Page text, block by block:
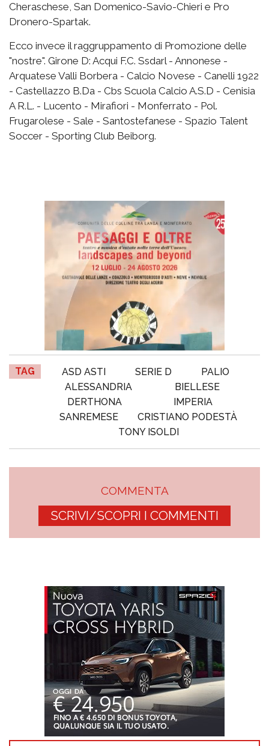
Cheraschese, San Domenico-Savio-Chieri e Pro
Dronero-Spartak.
Ecco invece il raggruppamento di Promozione delle
"nostre". Girone D: Acqui F.C. Ssdarl - Annonese -
Arquatese Valli Borbera - Calcio Novese - Canelli 1922
- Castellazzo B.Da - Cbs Scuola Calcio A.S.D - Cenisia
A R.L. - Lucento - Mirafiori - Monferrato - Pol.
Frugarolese - Sale - Santostefanese - Spazio Talent
Soccer - Sporting Club Beiborg.
TAG ASD ASTI SERIE D
PALIO
ALESSANDRIA
BIELLESE
DERTHONA
IMPERIA
SANREMESE
CRISTIANO PODESTÀ
TONY ISOLDI
COMMENTA
SCRIVI/SCOPRI I COMMENTI